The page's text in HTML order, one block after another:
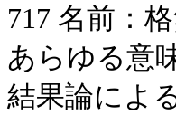
717 名前：
あらゆる意
結果論によ